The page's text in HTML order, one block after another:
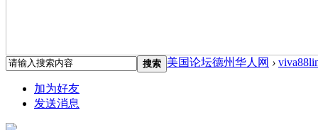
搜索 美国论坛德州华人网 ›
加为好友
发送消息